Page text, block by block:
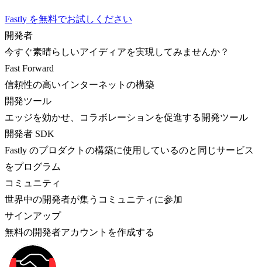
Fastly を無料でお試しください
開発者
今すぐ素晴らしいアイディアを実現してみませんか？
Fast Forward
信頼性の高いインターネットの構築
開発ツール
エッジを効かせ、コラボレーションを促進する開発ツール
開発者 SDK
Fastly のプロダクトの構築に使用しているのと同じサービス
をプログラム
コミュニティ
世界中の開発者が集うコミュニティに参加
サインアップ
無料の開発者アカウントを作成する